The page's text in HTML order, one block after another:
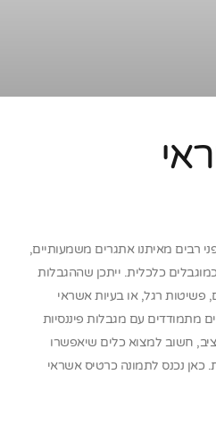
רבים מאיתנו אתגרים משמעותיים,
כלכלית. ייתכן שההגבלות
פשיטות רגל, או בעיות אשראי
מתמודדים עם מגבלות פיננסיות
חשוב למצוא כלים שיאפשרו
כאן נכנס לתמונה כרטיס אשראי